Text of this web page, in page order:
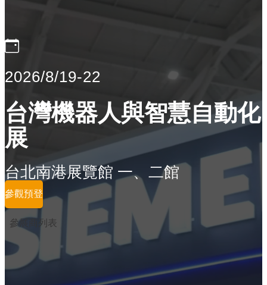
2026/8/19-22
台灣機器人與智慧自動化
展
台北南港展覽館 一、二館
參觀預登
參展商列表